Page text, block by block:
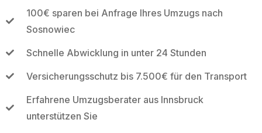
100€ sparen bei Anfrage Ihres Umzugs nach
Sosnowiec
Schnelle Abwicklung in unter 24 Stunden
Versicherungsschutz bis 7.500€ für den Transport
Erfahrene Umzugsberater aus Innsbruck
unterstützen Sie